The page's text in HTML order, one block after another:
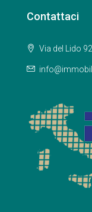
Contattaci
Via del Lido